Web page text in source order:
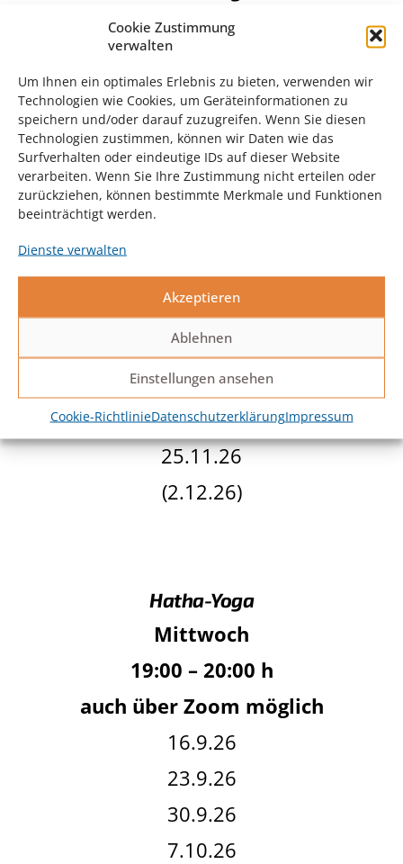
Cookie Zustimmung
verwalten
Um Ihnen ein optimales Erlebnis zu bieten, verwenden wir
Technologien wie Cookies, um Geräteinformationen zu
speichern und/oder darauf zuzugreifen. Wenn Sie diesen
Technologien zustimmen, können wir Daten wie das
Surfverhalten oder eindeutige IDs auf dieser Website
verarbeiten. Wenn Sie Ihre Zustimmung nicht erteilen oder
zurückziehen, können bestimmte Merkmale und Funktionen
beeinträchtigt werden.
Dienste verwalten
Akzeptieren
Ablehnen
Einstellungen ansehen
Cookie-RichtlinieDatenschutzerklärungImpressum
Mittwoch
17:40 – 18:40 h
16.9.26
23.9.26
30.9.26
14.10.26
21.10.26
28.10.26 oder 4.11.26
11.11.26
18.11.26
25.11.26
(2.12.26)
Hatha-Yoga
Mittwoch
19:00 – 20:00 h
auch über Zoom möglich
16.9.26
23.9.26
30.9.26
7.10.26